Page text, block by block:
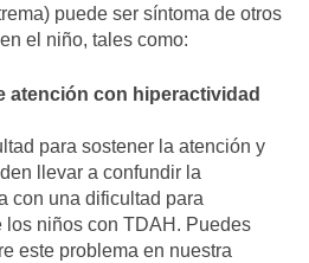
puede ser síntoma de otros
el niño, tales como:
atención con hiperactividad
para sostener la atención y
llevar a confundir la
con una dificultad para
niños con TDAH. Puedes
este problema en nuestra